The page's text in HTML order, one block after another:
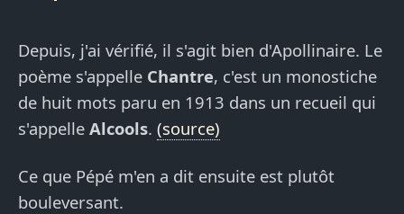
Depuis, j'ai vérifié, il s'agit bien d'Apollinaire. Le
poème s'appelle Chantre, c'est un monostiche
de huit mots paru en 1913 dans un recueil qui
s'appelle Alcools. (source)
Ce que Pépé m'en a dit ensuite est plutôt
bouleversant.